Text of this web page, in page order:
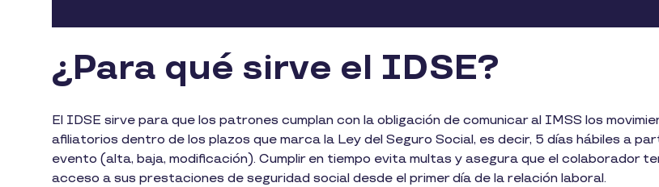
¿Para qué sirve el IDSE?
El IDSE sirve para que los patrones cumplan con la obligación de comunicar al IMSS los
afiliatorios dentro de los plazos que marca la Ley del Seguro Social, es decir, 5 días hábiles a
evento (alta, baja, modificación). Cumplir en tiempo evita multas y asegura que el colaborador
acceso a sus prestaciones de seguridad social desde el primer día de la relación laboral.